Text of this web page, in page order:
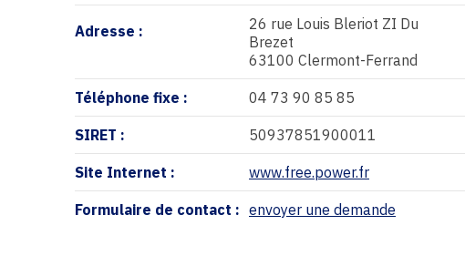
Adresse :
26 rue Louis Bleriot ZI Du
Brezet
63100 Clermont-Ferrand
Téléphone fixe : 04 73 90 85 85
SIRET : 50937851900011
Site Internet : www.free.power.fr
Formulaire de contact : envoyer une demande